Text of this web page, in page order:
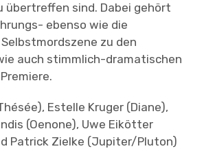
übertreffen sind. Dabei gehört
ebenso wie die
zu den
auch stimmlich-dramatischen
Estelle Kruger (Diane),
(Oenone), Uwe Eikötter
Patrick Zielke (Jupiter/Pluton)